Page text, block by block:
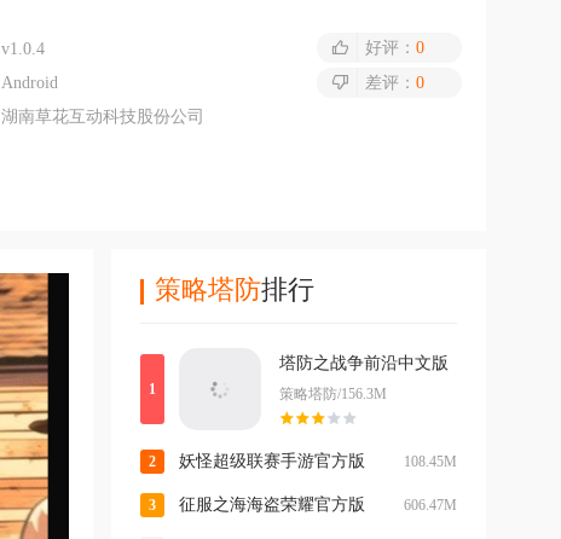
v1.0.4
Android
湖南草花互动科技股份公司
好评： 0
差评： 0
策略塔防排行
塔防之战争前沿中文版
策略塔防/156.3M
妖怪超级联赛手游官方版 108.45M
征服之海海盗荣耀官方版 606.47M